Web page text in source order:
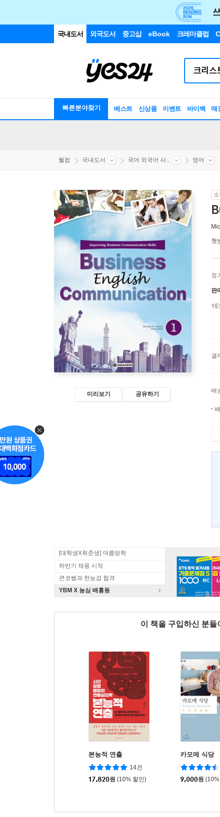
국내도서 외국도서 중고샵 eBook 크레마클럽
빠른분야찾기 베스트 신상품 이벤트 바이백 매
웰컴 국내도서 국어 외국어 사... 영어
미리보기 공유하기
첫
정
판
결
배
[대학생X취준생] 여름방학
하반기 채용 시작
큰코쌤과 한능검 합격
YBM X 농심 배홍동
이 책을 구입하신 분
본능적 연출
14건
17,820원 (10% 할인)
카모메 식당
9,000원